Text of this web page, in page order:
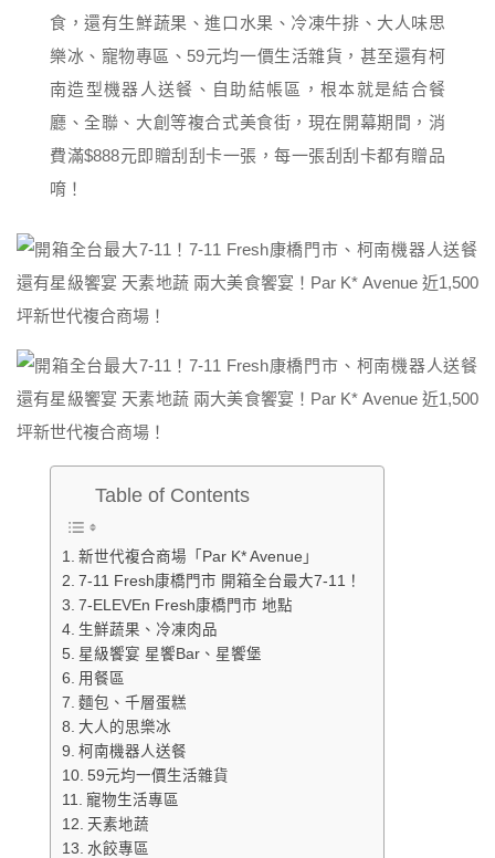
食，還有生鮮蔬果、進口水果、冷凍牛排、大人味思
樂冰、寵物專區、59元均一價生活雜貨，甚至還有柯
南造型機器人送餐、自助結帳區，根本就是結合餐
廳、全聯、大創等複合式美食街，現在開幕期間，消
費滿$888元即贈刮刮卡一張，每一張刮刮卡都有贈品
唷！
Table of Contents
新世代複合商場「Par K* Avenue」
7-11 Fresh康橋門市 開箱全台最大7-11！
7-ELEVEn Fresh康橋門市 地點
生鮮蔬果、冷凍肉品
星級饗宴 星饗Bar、星饗堡
用餐區
麵包、千層蛋糕
大人的思樂冰
柯南機器人送餐
59元均一價生活雜貨
寵物生活專區
天素地蔬
水餃專區